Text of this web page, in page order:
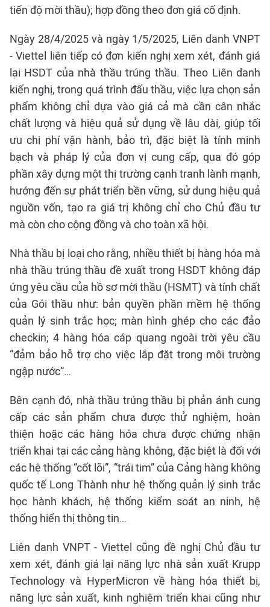
tiến độ mời thầu); hợp đồng theo đơn giá cố định.
Ngày 28/4/2025 và ngày 1/5/2025, Liên danh VNPT
- Viettel liên tiếp có đơn kiến nghị xem xét, đánh giá
lại HSDT của nhà thầu trúng thầu. Theo Liên danh
kiến nghị, trong quá trình đấu thầu, việc lựa chọn sản
phẩm không chỉ dựa vào giá cả mà cần cân nhắc
chất lượng và hiệu quả sử dụng về lâu dài, giúp tối
ưu chi phí vận hành, bảo trì, đặc biệt là tính minh
bạch và pháp lý của đơn vị cung cấp, qua đó góp
phần xây dựng một thị trường cạnh tranh lành mạnh,
hướng đến sự phát triển bền vững, sử dụng hiệu quả
nguồn vốn, tạo ra giá trị không chỉ cho Chủ đầu tư
mà còn cho cộng đồng và cho toàn xã hội.
Nhà thầu bị loại cho rằng, nhiều thiết bị hàng hóa mà
nhà thầu trúng thầu đề xuất trong HSDT không đáp
ứng yêu cầu của hồ sơ mời thầu (HSMT) và tính chất
của Gói thầu như: bản quyền phần mềm hệ thống
quản lý sinh trắc học; màn hình ghép cho các đảo
checkin; 4 hàng hóa cáp quang ngoài trời yêu cầu
“đảm bảo hỗ trợ cho việc lắp đặt trong môi trường
ngập nước”…
Bên cạnh đó, nhà thầu trúng thầu bị phản ánh cung
cấp các sản phẩm chưa được thử nghiệm, hoàn
thiện hoặc các hàng hóa chưa được chứng nhận
triển khai tại các cảng hàng không, đặc biệt là đối với
các hệ thống “cốt lõi”, “trái tim” của Cảng hàng không
quốc tế Long Thành như hệ thống quản lý sinh trắc
học hành khách, hệ thống kiểm soát an ninh, hệ
thống hiển thị thông tin…
Liên danh VNPT - Viettel cũng đề nghị Chủ đầu tư
xem xét, đánh giá lại năng lực nhà sản xuất Krupp
Technology và HyperMicron về hàng hóa thiết bị,
năng lực sản xuất, kinh nghiệm triển khai cũng như